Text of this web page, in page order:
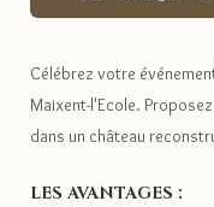
Célébrez votre
Maixent-l'Ecole.
dans un château
LES AVANTAGES :